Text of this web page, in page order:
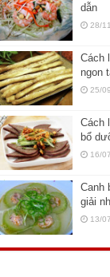
dẫn
28/
Cách
ngon
25/
Cách
bổ
16/
Canh
giải
13/